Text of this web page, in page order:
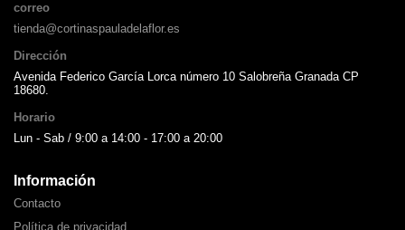
correo
tienda@cortinaspauladelaflor.es
Dirección
Avenida Federico García Lorca número 10 Salobreña Granada CP
18680.
Horario
Lun - Sab / 9:00 a 14:00 - 17:00 a 20:00
Información
Contacto
Política de privacidad